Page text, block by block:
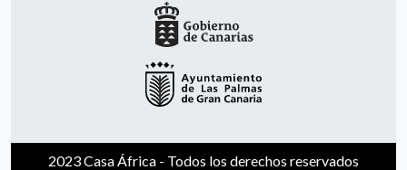
2023 Casa África - Todos los derechos reservados